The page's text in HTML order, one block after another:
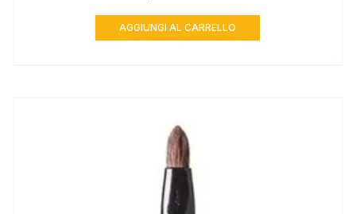
AGGIUNGI AL CARRELLO